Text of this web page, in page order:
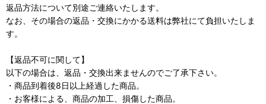
返品方法について別途ご連絡いたします。
なお、その場合の返品・交換にかかる送料は弊社にて負担いたしま
す。
【返品不可に関して】
以下の場合は、返品・交換出来ませんのでご了承下さい。
・商品到着後8日以上経過した商品。
・お客様による、商品の加工、損傷した商品。